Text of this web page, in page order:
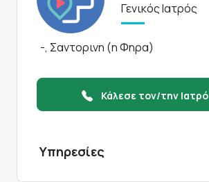
Γενικός Ιατρός
-, Σαντορινη (η Φηρα)
Κάλεσε τον/την Ιατρό
Υπηρεσίες